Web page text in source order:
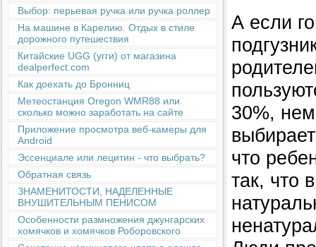
Выбор: перьевая ручка или ручка роллер
На машине в Карелию. Отдых в стиле
дорожного путешествия
Китайские UGG (угги) от магазина
dealperfect.com
Как доехать до Бронниц
Метеостанция Oregon WMR88 или
сколько можно заработать на сайте
Приложение просмотра веб-камеры для
Android
Эссенциале или лецитин - что выбрать?
Обратная связь
ЗНАМЕНИТОСТИ, НАДЕЛЕННЫЕ
ВНУШИТЕЛЬНЫМ ПЕНИСОМ
Особенности размножения джунгарских
хомячков и хомячков Роборовского
А если
30%,
что
так, что